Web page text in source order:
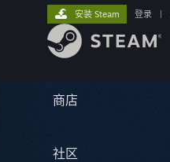
商店
社区
安装 Steam 登录